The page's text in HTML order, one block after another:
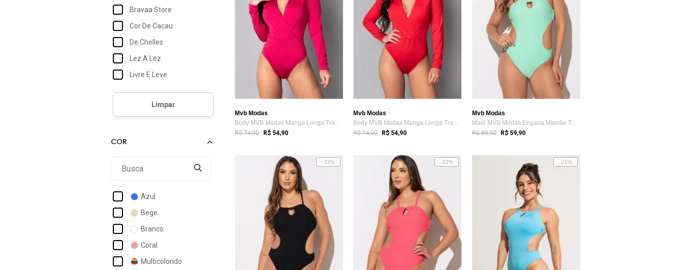
Bravaa Store
Cor De Cacau
De Chelles
Lez A Lez
Livre E Leve
Morena Rosa
Mvb Modas
Summer Soul
Azul
Bege
Branco
Coral
Multicolorido
Mvb Modas
Body MVB Modas Manga Longa Transpassado ...
R$ 74,90 R$ 54,90
Mvb Modas
Body MVB Modas Manga Longa Transpassado ...
R$ 74,90 R$ 54,90
Mvb Modas
Maiô MVB Modas Engana Mamãe Textura Alto...
R$ 89,90 R$ 59,90
-33% -33% -21%